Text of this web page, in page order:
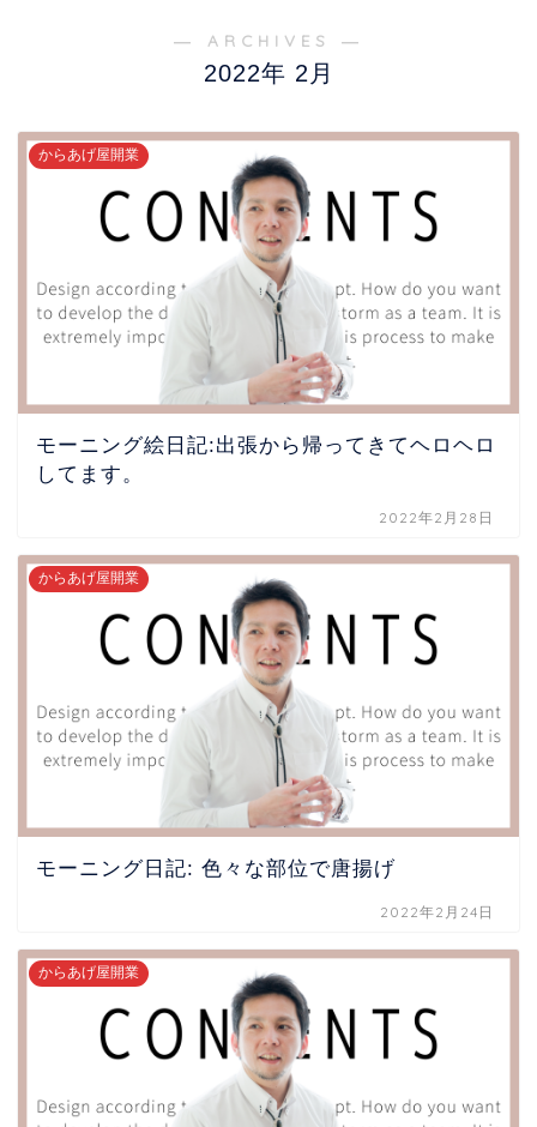
― ARCHIVES ―
2022年 2月
からあげ屋開業
モーニング絵日記:出張から帰ってきてヘロヘロ
してます。
2022年2月28日
からあげ屋開業
モーニング日記: 色々な部位で唐揚げ
2022年2月24日
からあげ屋開業